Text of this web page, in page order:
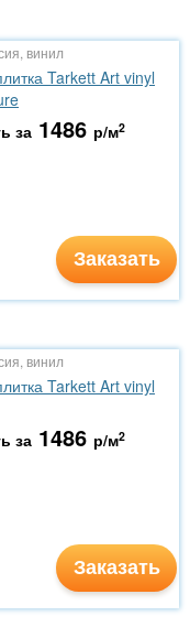
винил
Tarkett Art vinyl
за 1486 р/м2
Заказать
винил
Tarkett Art vinyl
за 1486 р/м2
Заказать